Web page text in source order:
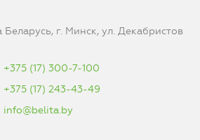
г. Минск, ул. Декабристов
+375 (17) 300-7-100
+375 (17) 243-43-49
info@belita.by